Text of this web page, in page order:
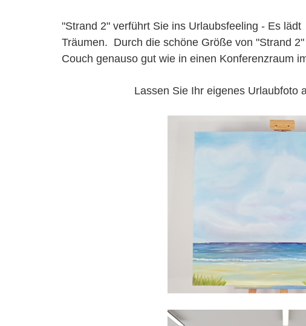
"Strand 2" verführt Sie ins Urlaubsfeeling - Es
Träumen. Durch die schöne Größe von "Strand
Couch genauso gut wie in einen Konferenzraum
Lassen Sie Ihr eigenes Urlaubfoto